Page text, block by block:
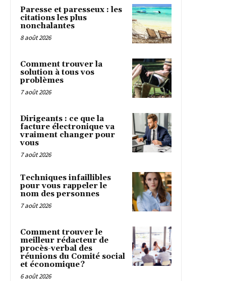
Paresse et paresseux : les
citations les plus
nonchalantes
8 août 2026
Comment trouver la
solution à tous vos
problèmes
7 août 2026
Dirigeants : ce que la
facture électronique va
vraiment changer pour
vous
7 août 2026
Techniques infaillibles
pour vous rappeler le
nom des personnes
7 août 2026
Comment trouver le
meilleur rédacteur de
procès-verbal des
réunions du Comité social
et économique ?
6 août 2026